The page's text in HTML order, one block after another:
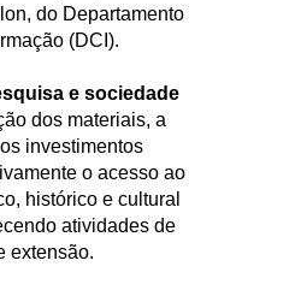
do Departamento
(DCI).
e sociedade
dos materiais, a
investimentos
o acesso ao
histórico e cultural
atividades de
extensão.